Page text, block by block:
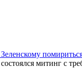
митинг с